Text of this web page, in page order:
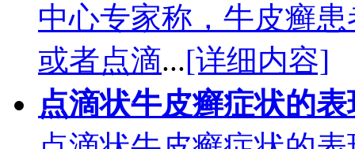
中心专家称，牛皮癣
或者点滴...[详细内容]
点滴状牛皮癣症状的表